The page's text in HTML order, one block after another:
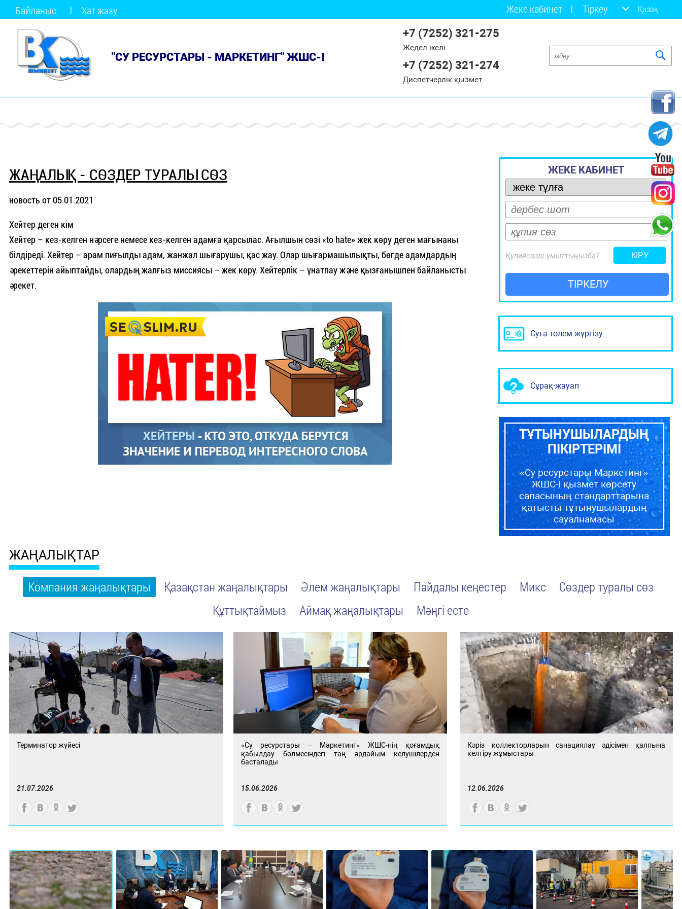
Байланыс Хат жазу Жеке кабинет Тіркеу Қазақ
"СУ РЕСУРСТАРЫ - МАРКЕТИНГ" ЖШС-І
+7 (7252) 321-275
Жедел желі
+7 (7252) 321-274
Диспетчерлік қызмет
ЖАҢАЛЫҚ - СӨЗДЕР ТУРАЛЫ СӨЗ
новость от 05.01.2021
Хейтер деген кім
Хейтер – кез-келген нәрсеге немесе кез-келген адамға қарсылас. Ағылшын сөзі «to hate» жек көру деген мағынаны
білдіреді. Хейтер – арам пиғылды адам, жанжал шығарушы, қас жау. Олар шығармашылықты, бөгде адамдардың
әрекеттерін айыптайды, олардың жалғыз миссиясы – жек көру. Хейтерлік – ұнатпау және қызғанышпен байланысты
әрекет.
ЖЕКЕ КАБИНЕТ
Құпиясөзді ұмыттыңызба?
ТІРКЕЛУ
Суға төлем жүргізу
Сұрақ-жауап
ТҰТЫНУШЫЛАРДЫҢ
ПІКІРТЕРІМІ
«Су ресурстары-Маркетинг»
ЖШС-і қызмет көрсету
сапасының стандарттарына
қатысты тұтынушылардың
сауалнамасы
ЖАҢАЛЫҚТАР
Компания жаңалықтары Қазақстан жаңалықтары Әлем жаңалықтары Пайдалы кеңестер Микс
Сөздер туралы сөз
Құттықтаймыз
Аймақ жаңалықтары Мәңгі есте
Терминатор жүйесі
21.07.2026
«Су ресурстары – Маркетинг» ЖШС-нің қоғамдық
қабылдау бөлмесіндегі таң әрдайым келушілерден
басталады
15.06.2026
Кәріз коллекторларын санациялау әдісімен қалпына
келтіру жұмыстары
12.06.2026